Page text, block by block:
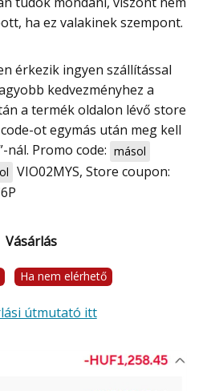
ha ez valakinek szempont.
kedvezményhez a
a termék oldalon lévő store
ot egymás után meg kell
nál. Promo code: másol
VIO02MYS, Store coupon:
Vásárlás
Ha nem elérhető
útmutató itt